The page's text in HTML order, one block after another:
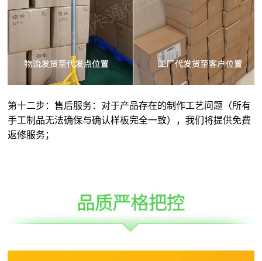
第十二步：售后服务：对于产品存在的制作工艺问题（所有
手工制品无法确保与确认样板完全一致），我们将提供免费
返修服务；